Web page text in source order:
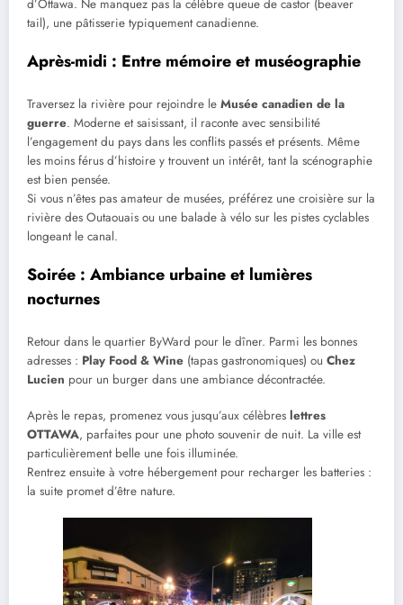
d’Ottawa. Ne manquez pas la célèbre queue de castor (beaver
tail), une pâtisserie typiquement canadienne.
Après-midi : Entre mémoire et muséographie
Traversez la rivière pour rejoindre le Musée canadien de la
guerre. Moderne et saisissant, il raconte avec sensibilité
l’engagement du pays dans les conflits passés et présents. Même
les moins férus d’histoire y trouvent un intérêt, tant la scénographie
est bien pensée.
Si vous n’êtes pas amateur de musées, préférez une croisière sur la
rivière des Outaouais ou une balade à vélo sur les pistes cyclables
longeant le canal.
Soirée : Ambiance urbaine et lumières
nocturnes
Retour dans le quartier ByWard pour le dîner. Parmi les bonnes
adresses : Play Food & Wine (tapas gastronomiques) ou Chez
Lucien pour un burger dans une ambiance décontractée.
Après le repas, promenez vous jusqu’aux célèbres lettres
OTTAWA, parfaites pour une photo souvenir de nuit. La ville est
particulièrement belle une fois illuminée.
Rentrez ensuite à votre hébergement pour recharger les batteries :
la suite promet d’être nature.